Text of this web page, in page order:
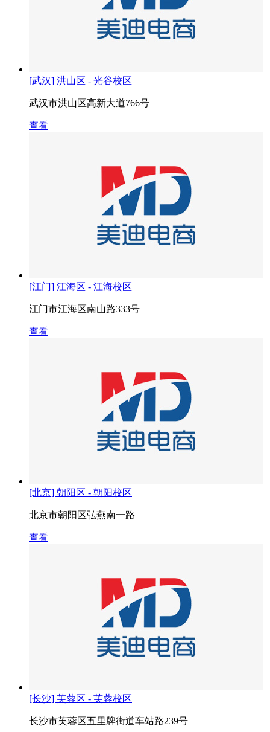
[武汉] 洪山区 - 光谷校区
武汉市洪山区高新大道766号
查看
[江门] 江海区 - 江海校区
江门市江海区南山路333号
查看
[北京] 朝阳区 - 朝阳校区
北京市朝阳区弘燕南一路
查看
[长沙] 芙蓉区 - 芙蓉校区
长沙市芙蓉区五里牌街道车站路239号